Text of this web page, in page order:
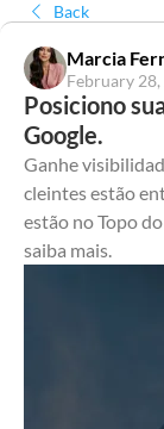
Back
Marcia
February 28,
Posiciono
Google.
Ganhe
cleintes estão
estão no Topo
saiba mais.